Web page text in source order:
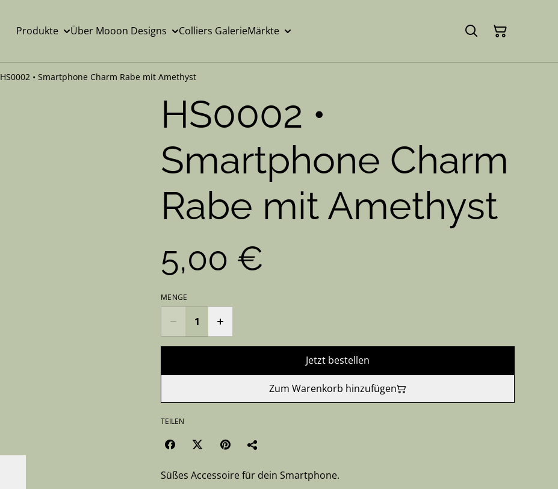
Produkte Über Mooon Designs Colliers GalerieMärkte
HS0002 • Smartphone Charm Rabe mit Amethyst
HS0002 •
Smartphone Charm
Rabe mit Amethyst
5,00 €
MENGE
Jetzt bestellen
Zum Warenkorb hinzufügen
TEILEN
Süßes Accessoire für dein Smartphone.